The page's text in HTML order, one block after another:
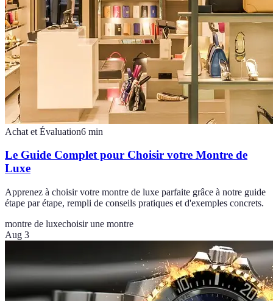
Achat et Évaluation6 min
Le Guide Complet pour Choisir votre Montre de
Luxe
Apprenez à choisir votre montre de luxe parfaite grâce à notre guide
étape par étape, rempli de conseils pratiques et d'exemples concrets.
montre de luxechoisir une montre
Aug 3